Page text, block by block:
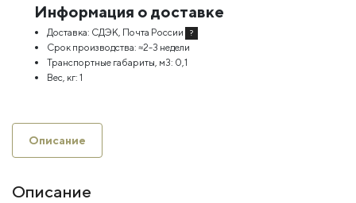
Информация о доставке
Доставка: СДЭК, Почта России ?
Срок производства: ≈2-3 недели
Транспортные габариты, м3: 0,1
Вес, кг: 1
Описание
Описание